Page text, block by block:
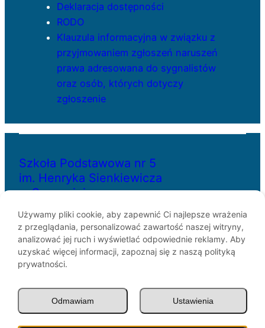
Deklaracja dostępności
RODO
Klauzula informacyjna w związku z
przyjmowaniem zgłoszeń naruszeń
prawa adresowana do sygnalistów
oraz osób, których dotyczy
zgłoszenie
Szkoła Podstawowa nr 5
im. Henryka Sienkiewicza
w Szczecinie
ul. Bł. Królowej Jadwigi 29
70-262 Szczecin
telefon: 91-433-30-07
e-mail: sp5@miasto.szczecin.pl
Używamy pliki cookie, aby zapewnić Ci najlepsze wrażenia
z przeglądania, personalizować zawartość naszej witryny,
analizować jej ruch i wyświetlać odpowiednie reklamy. Aby
uzyskać więcej informacji, zapoznaj się z naszą polityką
prywatności.
Ustawienia
Odmawiam